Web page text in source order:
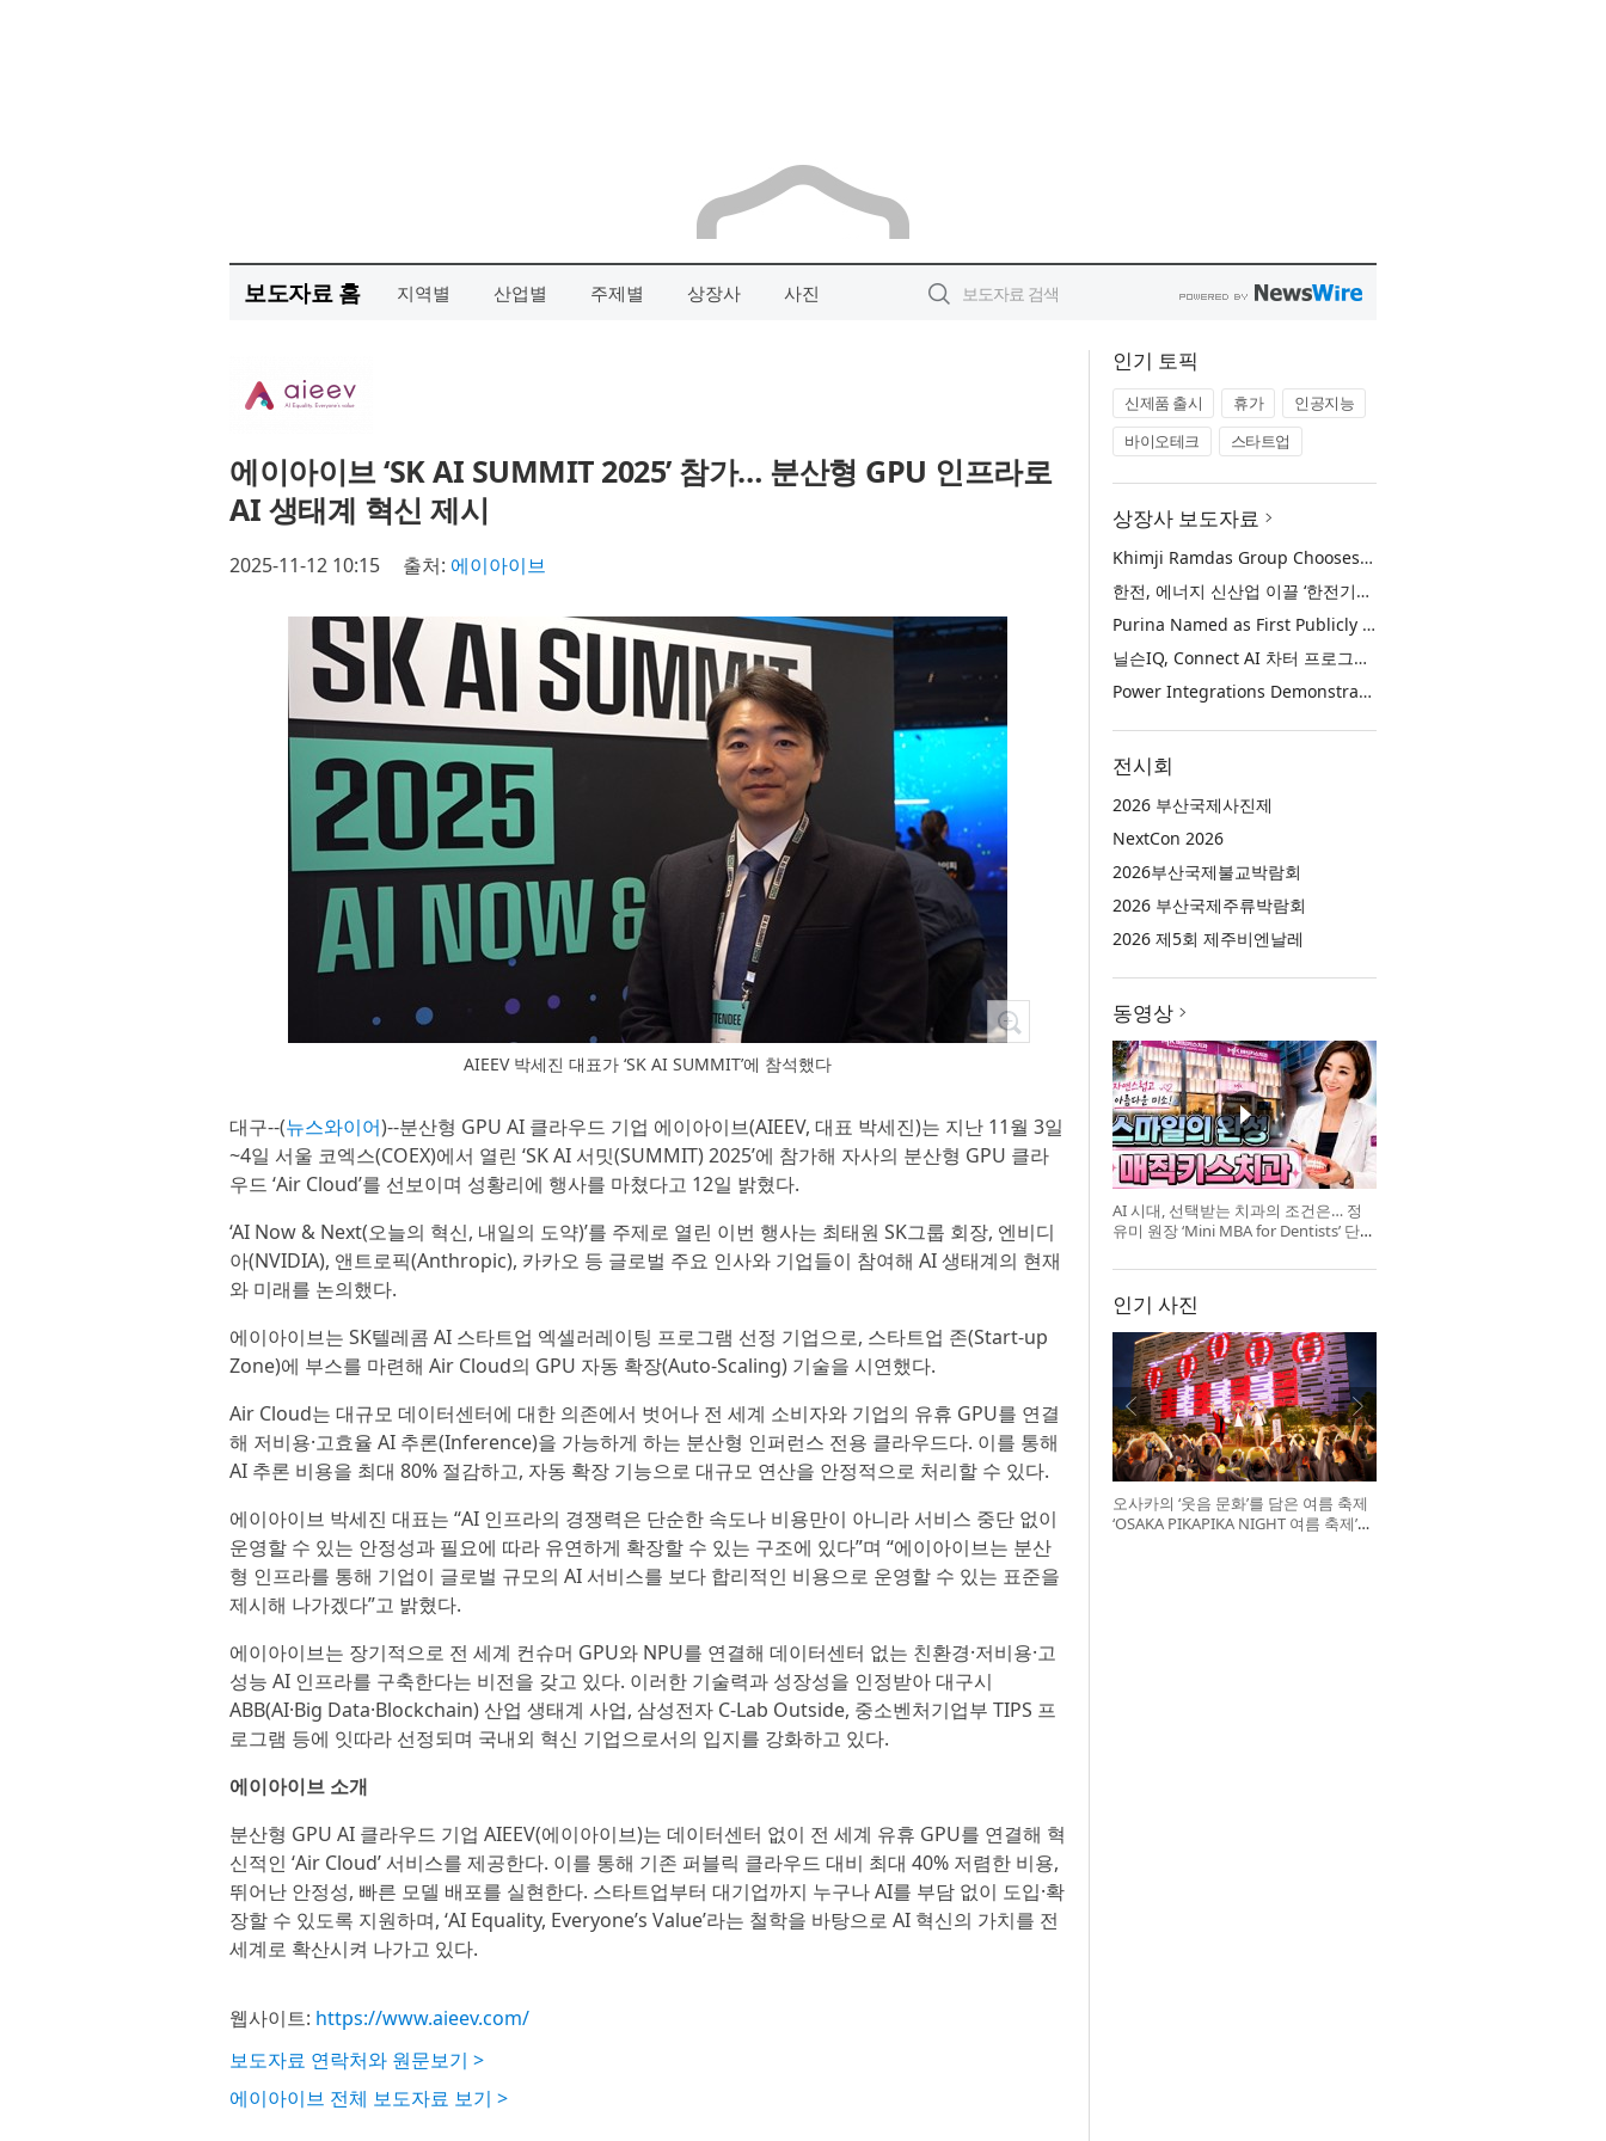
보도자료 홈 지역별 산업별 주제별 상장사 사진
에이아이브 ‘SK AI SUMMIT 2025’ 참가… 분산형 GPU 인프라로
AI 생태계 혁신 제시
2025-11-12 10:15 출처: 에이아이브
AIEEV 박세진 대표가 ‘SK AI SUMMIT’에 참석했다
대구--(뉴스와이어)--분산형 GPU AI 클라우드 기업 에이아이브(AIEEV, 대표 박세진)는 지난 11월 3일
~4일 서울 코엑스(COEX)에서 열린 ‘SK AI 서밋(SUMMIT) 2025’에 참가해 자사의 분산형 GPU 클라
우드 ‘Air Cloud’를 선보이며 성황리에 행사를 마쳤다고 12일 밝혔다.
‘AI Now & Next(오늘의 혁신, 내일의 도약)’를 주제로 열린 이번 행사는 최태원 SK그룹 회장, 엔비디
아(NVIDIA), 앤트로픽(Anthropic), 카카오 등 글로벌 주요 인사와 기업들이 참여해 AI 생태계의 현재
와 미래를 논의했다.
에이아이브는 SK텔레콤 AI 스타트업 엑셀러레이팅 프로그램 선정 기업으로, 스타트업 존(Start-up
Zone)에 부스를 마련해 Air Cloud의 GPU 자동 확장(Auto-Scaling) 기술을 시연했다.
Air Cloud는 대규모 데이터센터에 대한 의존에서 벗어나 전 세계 소비자와 기업의 유휴 GPU를 연결
해 저비용·고효율 AI 추론(Inference)을 가능하게 하는 분산형 인퍼런스 전용 클라우드다. 이를 통해
AI 추론 비용을 최대 80% 절감하고, 자동 확장 기능으로 대규모 연산을 안정적으로 처리할 수 있다.
에이아이브 박세진 대표는 “AI 인프라의 경쟁력은 단순한 속도나 비용만이 아니라 서비스 중단 없이
운영할 수 있는 안정성과 필요에 따라 유연하게 확장할 수 있는 구조에 있다”며 “에이아이브는 분산
형 인프라를 통해 기업이 글로벌 규모의 AI 서비스를 보다 합리적인 비용으로 운영할 수 있는 표준을
제시해 나가겠다”고 밝혔다.
에이아이브는 장기적으로 전 세계 컨슈머 GPU와 NPU를 연결해 데이터센터 없는 친환경·저비용·고
성능 AI 인프라를 구축한다는 비전을 갖고 있다. 이러한 기술력과 성장성을 인정받아 대구시
ABB(AI·Big Data·Blockchain) 산업 생태계 사업, 삼성전자 C-Lab Outside, 중소벤처기업부 TIPS 프
로그램 등에 잇따라 선정되며 국내외 혁신 기업으로서의 입지를 강화하고 있다.
에이아이브 소개
분산형 GPU AI 클라우드 기업 AIEEV(에이아이브)는 데이터센터 없이 전 세계 유휴 GPU를 연결해 혁
신적인 ‘Air Cloud’ 서비스를 제공한다. 이를 통해 기존 퍼블릭 클라우드 대비 최대 40% 저렴한 비용,
뛰어난 안정성, 빠른 모델 배포를 실현한다. 스타트업부터 대기업까지 누구나 AI를 부담 없이 도입·확
장할 수 있도록 지원하며, ‘AI Equality, Everyone’s Value’라는 철학을 바탕으로 AI 혁신의 가치를 전
세계로 확산시켜 나가고 있다.
웹사이트: https://www.aieev.com/
보도자료 연락처와 원문보기 >
에이아이브 전체 보도자료 보기 >
인기 토픽
신제품 출시 휴가
인공지능
바이오테크
스타트업
상장사 보도자료
Khimji Ramdas Group Chooses Rimini Street to Reduce SAP Support Costs, Protect 700+ Customizations and Reinvest Savings in Innovation
한전, 에너지 신산업 이끌 ‘한전기술지주’ 공식 출범
Purina Named as First Publicly Announced NIQ ConnectAI Charter Client
닐슨IQ, Connect AI 차터 프로그램 최초 고객사 ‘퓨리나’ 선정
Power Integrations Demonstrates World’s First 2200 V GaN Technology for Next-Era High-Voltage Power Systems
전시회
2026 부산국제사진제
NextCon 2026
2026부산국제불교박람회
2026 부산국제주류박람회
2026 제5회 제주비엔날레
동영상
AI 시대, 선택받는 치과의 조건은… 정
유미 원장 ‘Mini MBA for Dentists’ 단독
인기 사진
오사카의 ‘웃음 문화’를 담은 여름 축제
‘OSAKA PIKAPIKA NIGHT 여름 축제’